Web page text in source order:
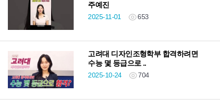
주예진
2025-11-01 653
고려대 디자인조형학부 합격하려면
수능 몇 등급으로 ..
2025-10-24 704